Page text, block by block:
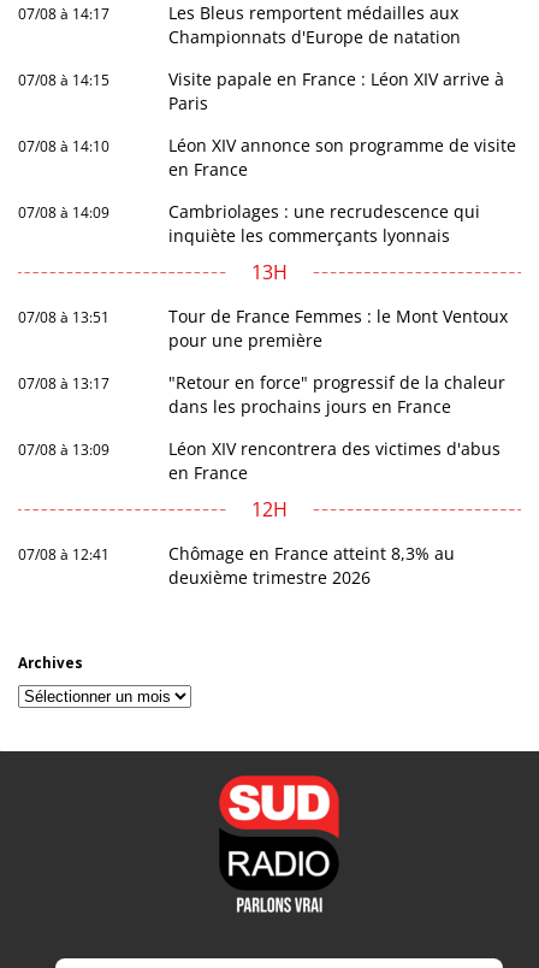
07/08 à 14:17
Les Bleus remportent médailles aux
Championnats d'Europe de natation
07/08 à 14:15
Visite papale en France : Léon XIV arrive à
Paris
07/08 à 14:10
Léon XIV annonce son programme de visite
en France
07/08 à 14:09
Cambriolages : une recrudescence qui
inquiète les commerçants lyonnais
13H
07/08 à 13:51
Tour de France Femmes : le Mont Ventoux
pour une première
07/08 à 13:17
"Retour en force" progressif de la chaleur
dans les prochains jours en France
07/08 à 13:09
Léon XIV rencontrera des victimes d'abus
en France
12H
07/08 à 12:41
Chômage en France atteint 8,3% au
deuxième trimestre 2026
Archives
Archives